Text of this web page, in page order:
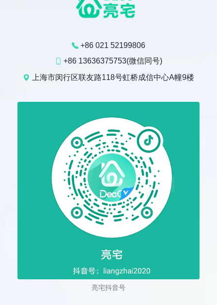
+86 021 52199806
+86 13636375753(微信同号)
上海市闵行区联友路118号虹桥成信中心A幢9楼
亮宅抖音号